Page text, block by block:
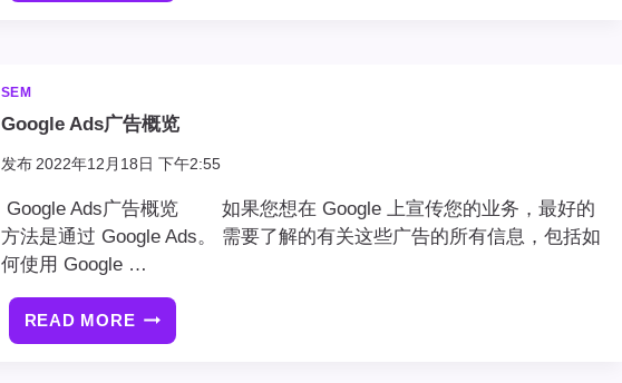
化
户
SEM
Google Ads广告概览
发布 2022年12月18日 下午2:55
Google Ads广告概览 如果您想在 Google 上宣传您的业务，最好的
方法是通过 Google Ads。 需要了解的有关这些广告的所有信息，包括如
何使用 Google …
READ MORE GOOGLE
ADS